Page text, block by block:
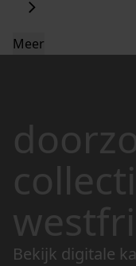
Meer
Bekijk digitale